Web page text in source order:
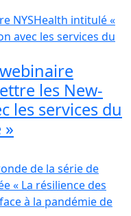
les New-
les services du